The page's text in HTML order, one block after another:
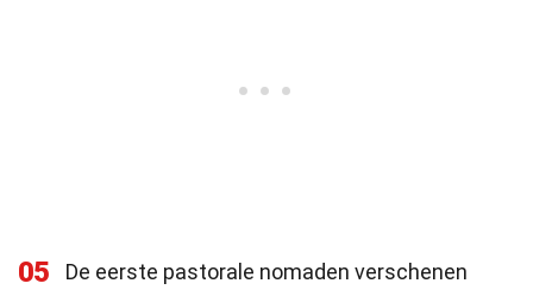
05
De eerste pastorale nomaden verschenen